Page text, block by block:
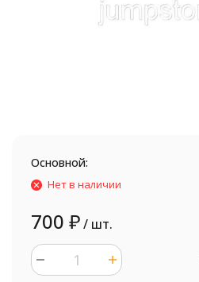
Основной:
Нет в наличии
700 ₽/ шт.